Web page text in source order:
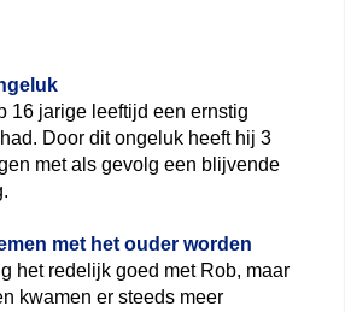
16 jarige leeftijd een ernstig
Door dit ongeluk heeft hij 3
met als gevolg een blijvende
met het ouder worden
het redelijk goed met Rob, maar
kwamen er steeds meer